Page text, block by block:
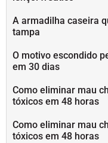
A armadilha caseira
tampa
O motivo escondido
em 30 dias
Como eliminar mau
tóxicos em 48 horas
Como eliminar mau
tóxicos em 48 horas